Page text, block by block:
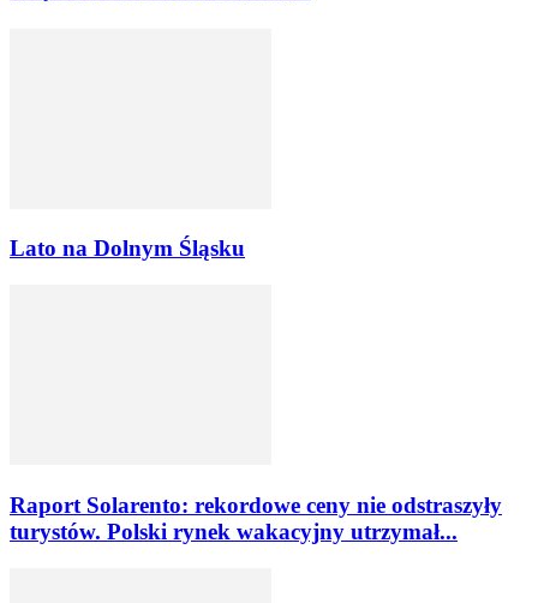
Lato na Dolnym Śląsku
Raport Solarento: rekordowe ceny nie odstraszyły
turystów. Polski rynek wakacyjny utrzymał...